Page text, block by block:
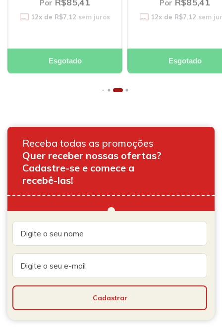
Por
12 x de R$7,12 sem juros
Esgotado
Por
12 x de R$7,12 sem
Esgotado
Receba todas as promoções
Quer receber nossas ofertas?
Cadastre-se e comece a
recebê-las!